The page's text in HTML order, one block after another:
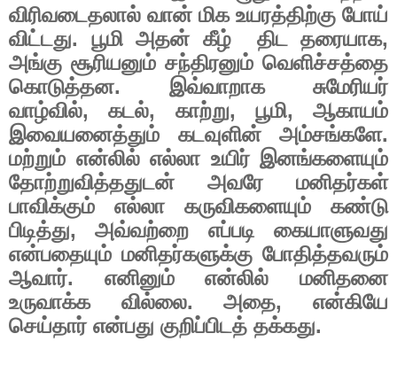
விரிவடைதலால் வான் மிக உயரத்திற்கு போய்
விட்டது. பூமி அதன் கீழ் திட தரையாக,
அங்கு சூரியனும் சந்திரனும் வெளிச்சத்தை
கொடுத்தன. இவ்வாறாக
சுமேரியர்
வாழ்வில்,கடல், காற்று, பூமி, ஆகாயம்
இவையனைத்தும்
கடவுளின் அம்சங்களே.
மற்றும் என்லில் எல்லா உயிர் இனங்களையும்
தோற்றுவித்ததுடன்
அவரே
மனிதர்கள்
பாவிக்கும்
எல்லா கருவிகளையும்
கண்டு
பிடித்து,அவ்வற்றை எப்படி
கையாளுவது
என்பதையும் மனிதர்களுக்கு போதித்தவரும்
ஆவார். எனினும் என்லில்
மனிதனை
உருவாக்க
வில்லை.அதை,என்கியே
செய்தார் என்பது குறிப்பிடத் தக்கது.